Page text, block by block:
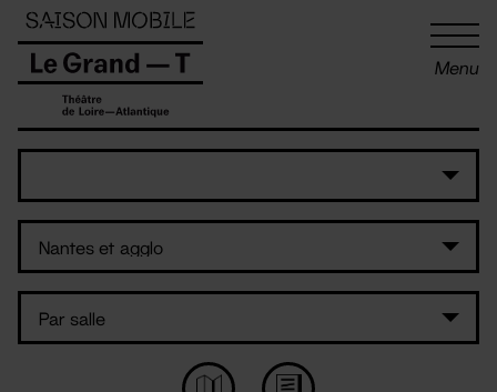
Menu
Panneau de gestion des cookies